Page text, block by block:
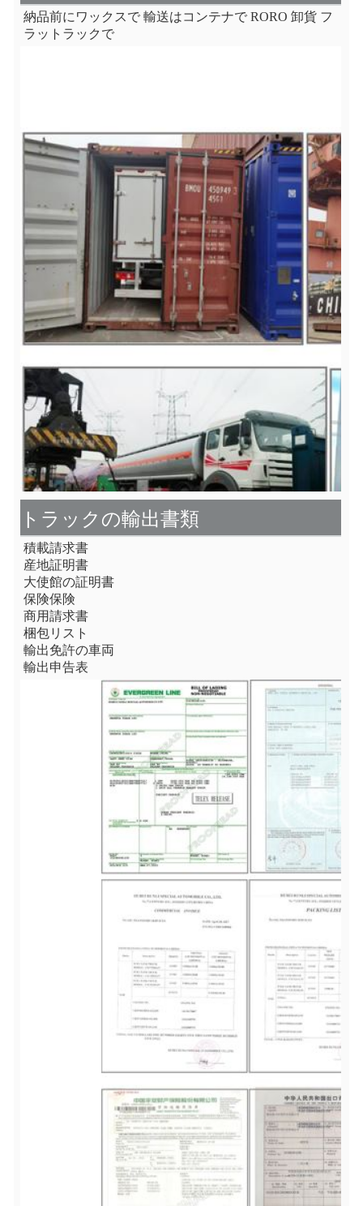
納品前にワックスで 輸送はコンテナで RORO 卸貨 フ
ラットラックで
トラックの輸出書類
積載請求書
産地証明書
大使館の証明書
保険保険
商用請求書
梱包リスト
輸出免許の車両
輸出申告表